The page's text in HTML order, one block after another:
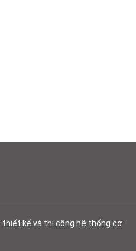
kế và thi công hệ thống cơ